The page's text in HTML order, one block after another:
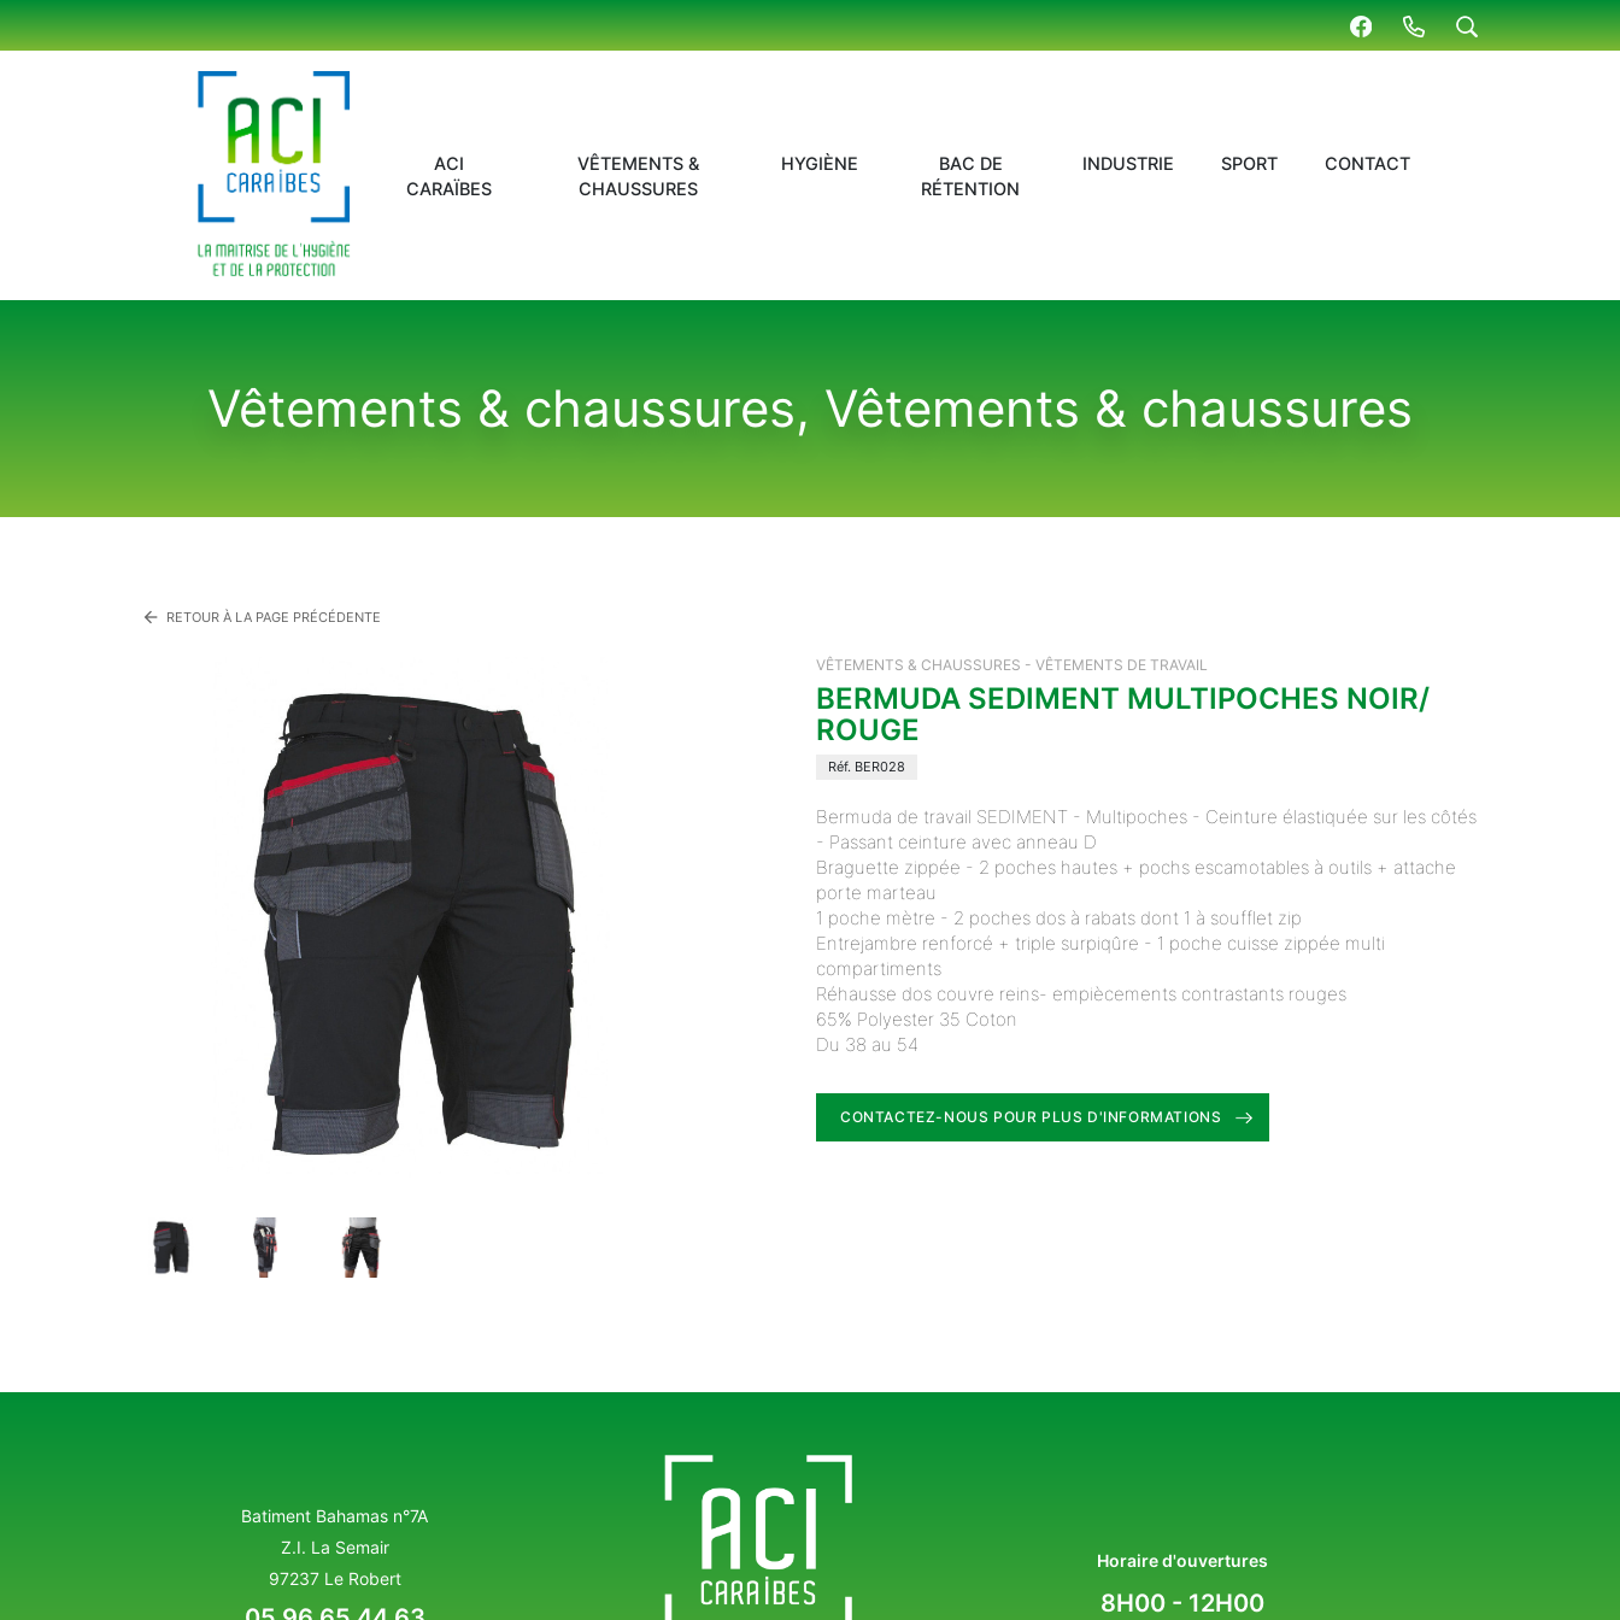
ACI
CARAÏBES
VÊTEMENTS &
CHAUSSURES
HYGIÈNE
BAC DE
RÉTENTION
INDUSTRIE SPORT CONTACT
Vêtements & chaussures, Vêtements & chaussures
arrow_back RETOUR À LA PAGE PRÉCÉDENTE
VÊTEMENTS & CHAUSSURES - VÊTEMENTS DE TRAVAIL
BERMUDA SEDIMENT MULTIPOCHES NOIR/
ROUGE
Réf. BER028
Bermuda de travail SEDIMENT - Multipoches - Ceinture élastiquée sur les côtés
- Passant ceinture avec anneau D
Braguette zippée - 2 poches hautes + pochs escamotables à outils + attache
porte marteau
1 poche mètre - 2 poches dos à rabats dont 1 à soufflet zip
Entrejambre renforcé + triple surpiqûre - 1 poche cuisse zippée multi
compartiments
Réhausse dos couvre reins- empiècements contrastants rouges
65% Polyester 35 Coton
Du 38 au 54
CONTACTEZ-NOUS POUR PLUS D'INFORMATIONS
Batiment Bahamas n°7A
Z.I. La Semair
97237 Le Robert
Horaire d'ouvertures
8H00 - 12H00
Panneau de gestion des cookies